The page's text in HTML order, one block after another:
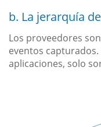
b. La jerarquía
Los proveedores
eventos capturados.
aplicaciones, solo